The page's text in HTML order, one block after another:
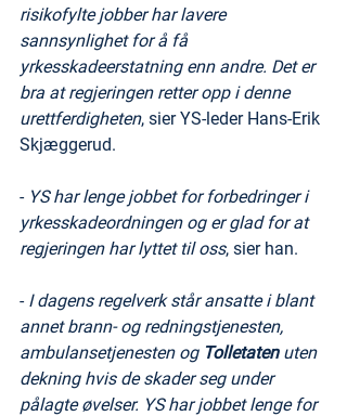
risikofylte jobber har lavere
sannsynlighet for å få
yrkesskadeerstatning enn andre. Det er
bra at regjeringen retter opp i denne
urettferdigheten, sier YS-leder Hans-Erik
Skjæggerud.
- YS har lenge jobbet for forbedringer i
yrkesskadeordningen og er glad for at
regjeringen har lyttet til oss, sier han.
- I dagens regelverk står ansatte i blant
annet brann- og redningstjenesten,
ambulansetjenesten og Tolletaten uten
dekning hvis de skader seg under
pålagte øvelser. YS har jobbet lenge for